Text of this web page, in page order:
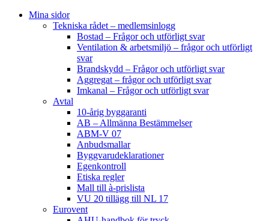
Mina sidor
Tekniska rådet – medlemsinlogg
Bostad – Frågor och utförligt svar
Ventilation & arbetsmiljö – frågor och utförligt
svar
Brandskydd – Frågor och utförligt svar
Aggregat – frågor och utförligt svar
Imkanal – Frågor och utförligt svar
Avtal
10-årig byggaranti
AB – Allmänna Bestämmelser
ABM-V 07
Anbudsmallar
Byggvarudeklarationer
Egenkontroll
Etiska regler
Mall till à-prislista
VU 20 tillägg till NL 17
Eurovent